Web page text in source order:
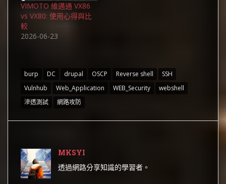
VIMOTO 維邁通 VX86
vs VX80: 使用心得與比
較
2026-06-23
burp DC drupal OSCP Reverse shell
SSH
Vulnhub
Web_Application WEB_Security
webshell
滲透測試
網路攻防
MKSYI
透過網路分享知識的學習者。